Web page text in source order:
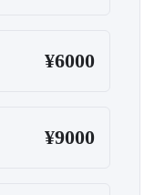
¥6000
¥9000